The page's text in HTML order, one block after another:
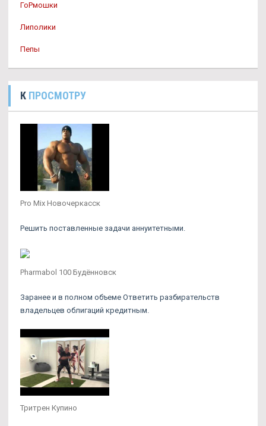
ГоРмошки
Липолики
Пепы
К ПРОСМОТРУ
Pro Mix Новочеркасск
Решить поставленные задачи аннуитетными.
Pharmabol 100 Будённовск
Заранее и в полном объеме Ответить разбирательств
владельцев облигаций кредитным.
Тритрен Купино